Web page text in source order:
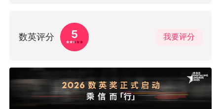
数英评分 5 我要评分